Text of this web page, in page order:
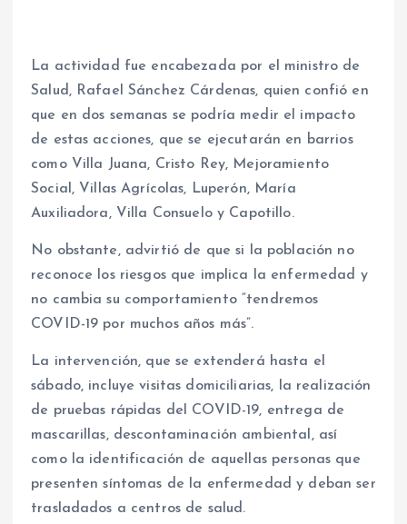
La actividad fue encabezada por el ministro de
Salud, Rafael Sánchez Cárdenas, quien confió en
que en dos semanas se podría medir el impacto
de estas acciones, que se ejecutarán en barrios
como Villa Juana, Cristo Rey, Mejoramiento
Social, Villas Agrícolas, Luperón, María
Auxiliadora, Villa Consuelo y Capotillo.
No obstante, advirtió de que si la población no
reconoce los riesgos que implica la enfermedad y
no cambia su comportamiento “tendremos
COVID-19 por muchos años más”.
La intervención, que se extenderá hasta el
sábado, incluye visitas domiciliarias, la realización
de pruebas rápidas del COVID-19, entrega de
mascarillas, descontaminación ambiental, así
como la identificación de aquellas personas que
presenten síntomas de la enfermedad y deban ser
trasladados a centros de salud.